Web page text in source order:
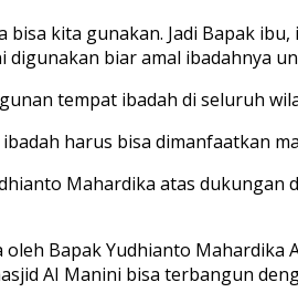
kita gunakan. Jadi Bapak
biar amal ibadahnya
tempat ibadah di seluruh
harus bisa dimanfaatkan
Mahardika atas
Bapak Yudhianto Mahardika
AI Manini bisa terbangun